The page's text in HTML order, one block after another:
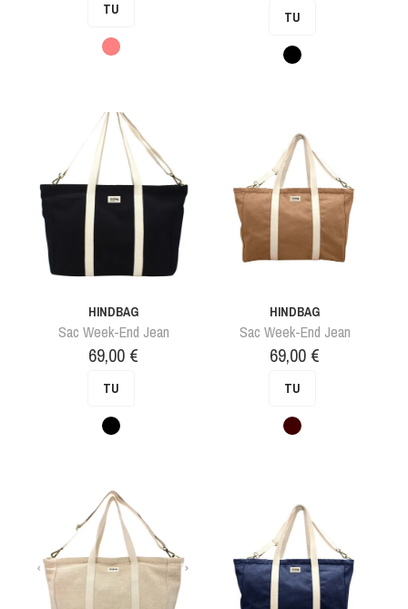
TU
Rose
TU
Noir
HINDBAG
Sac Week-End Jean
Prix
69,00 €
TU
Noir
HINDBAG
Sac Week-End Jean
Prix
69,00 €
TU
Marron